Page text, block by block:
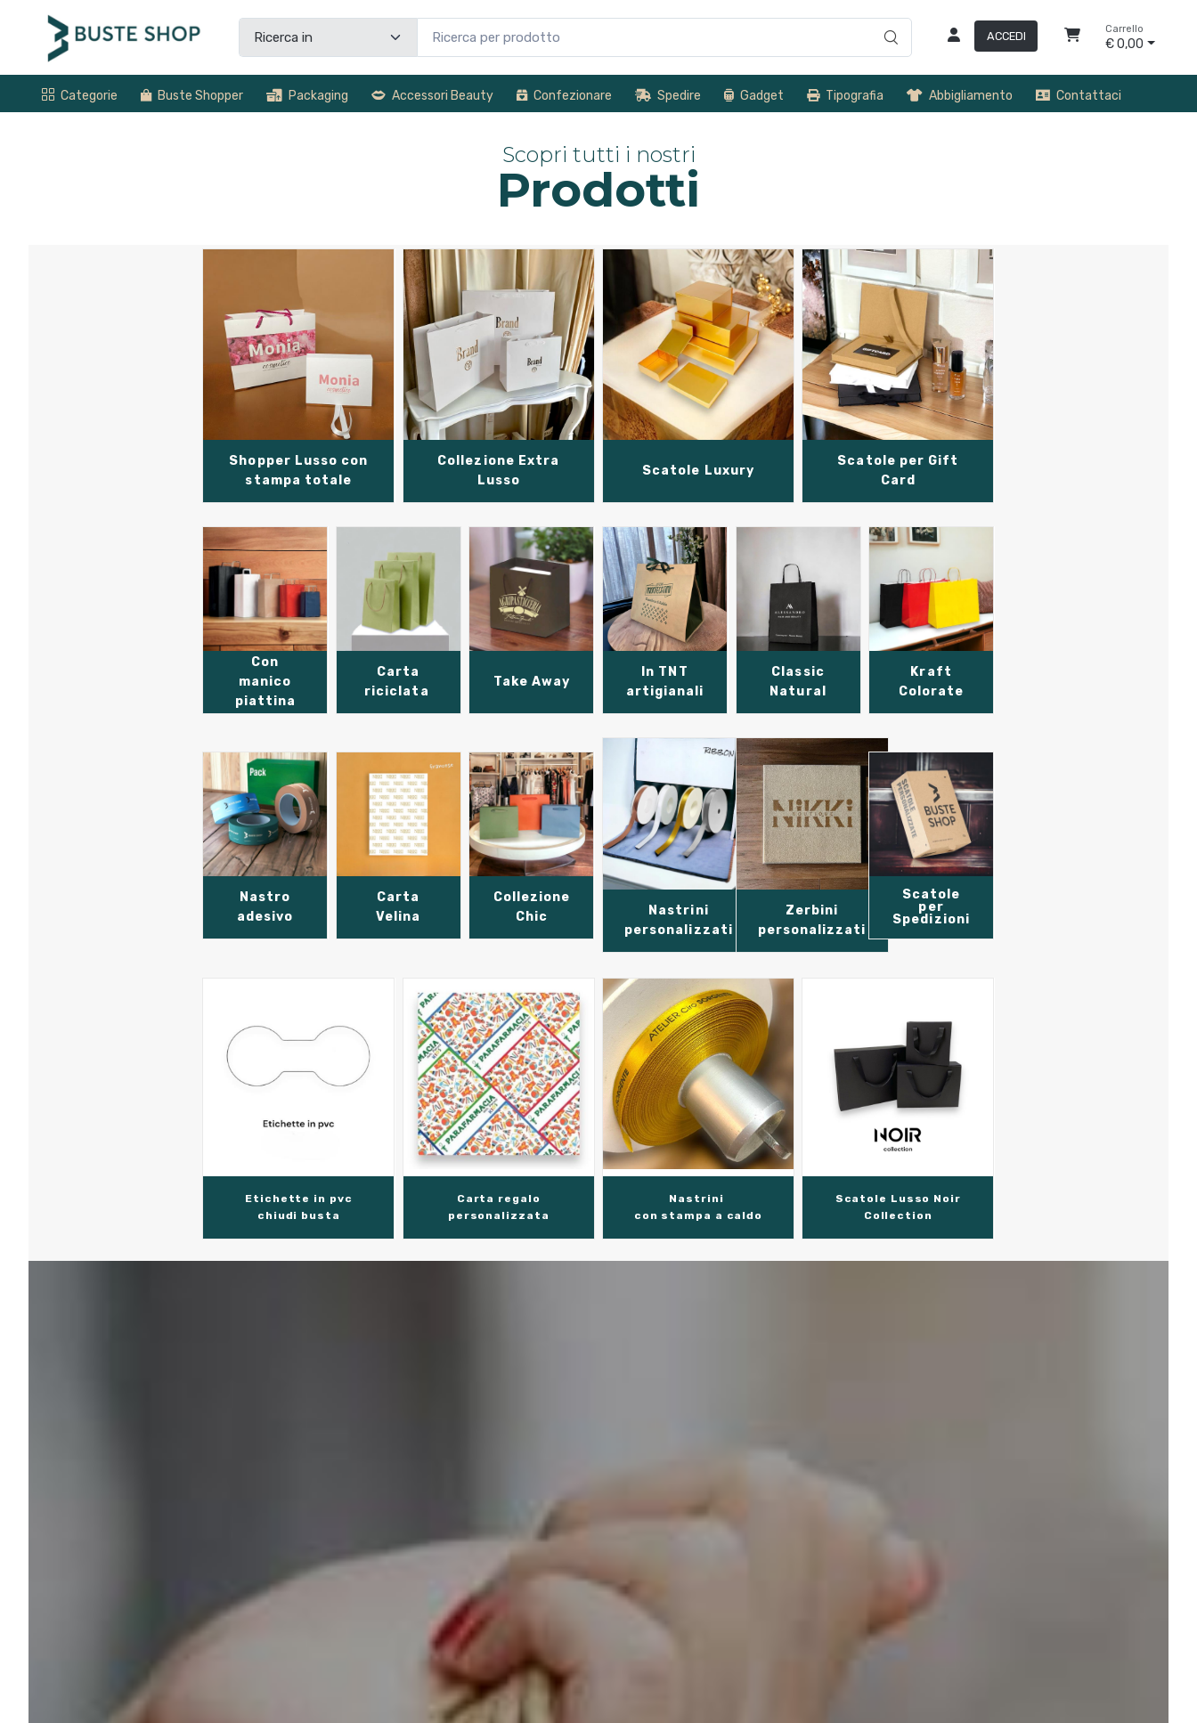
ACCEDI
Carrello
€ 0,00
Categorie Buste Shopper Packaging Accessori Beauty Confezionare Spedire Gadget Tipografia Abbigliamento Contattaci
Scopri tutti i nostri
Prodotti
Shopper Lusso con
stampa totale
Collezione Extra
Lusso
Scatole Luxury
Scatole per Gift
Card
Con
manico
piattina
Carta
riciclata
Take Away
In TNT
artigianali
Classic
Natural
Kraft
Colorate
Nastro
adesivo
Carta
Velina
Collezione
Chic
Nastrini
personalizzati
Zerbini
personalizzati
Scatole
per
Spedizioni
Etichette in pvc
chiudi busta
Carta regalo
personalizzata
Nastrini
con stampa a caldo
Scatole Lusso Noir
Collection